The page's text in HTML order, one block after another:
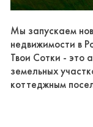
Мы запускаем
недвижимости в
Твои Сотки - это
земельных
коттеджным